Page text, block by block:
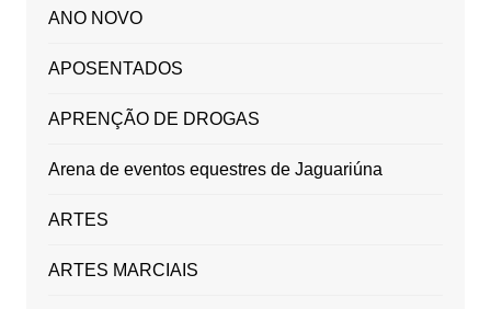
ANO NOVO
APOSENTADOS
APRENÇÃO DE DROGAS
Arena de eventos equestres de Jaguariúna
ARTES
ARTES MARCIAIS